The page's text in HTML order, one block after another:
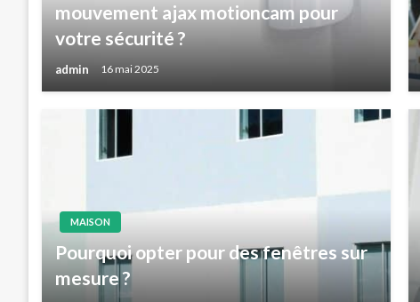
mouvement ajax motioncam pour
votre sécurité ?
admin 16 mai 2025
MAISON
Pourquoi opter pour des fenêtres sur
mesure ?